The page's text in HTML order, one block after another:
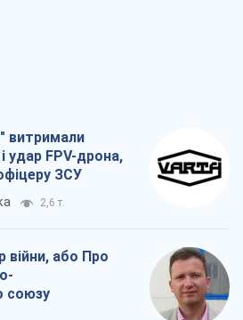
витримали
удар FPV-дрона,
ЗСУ
2,6 т.
війни, або Про
союзу